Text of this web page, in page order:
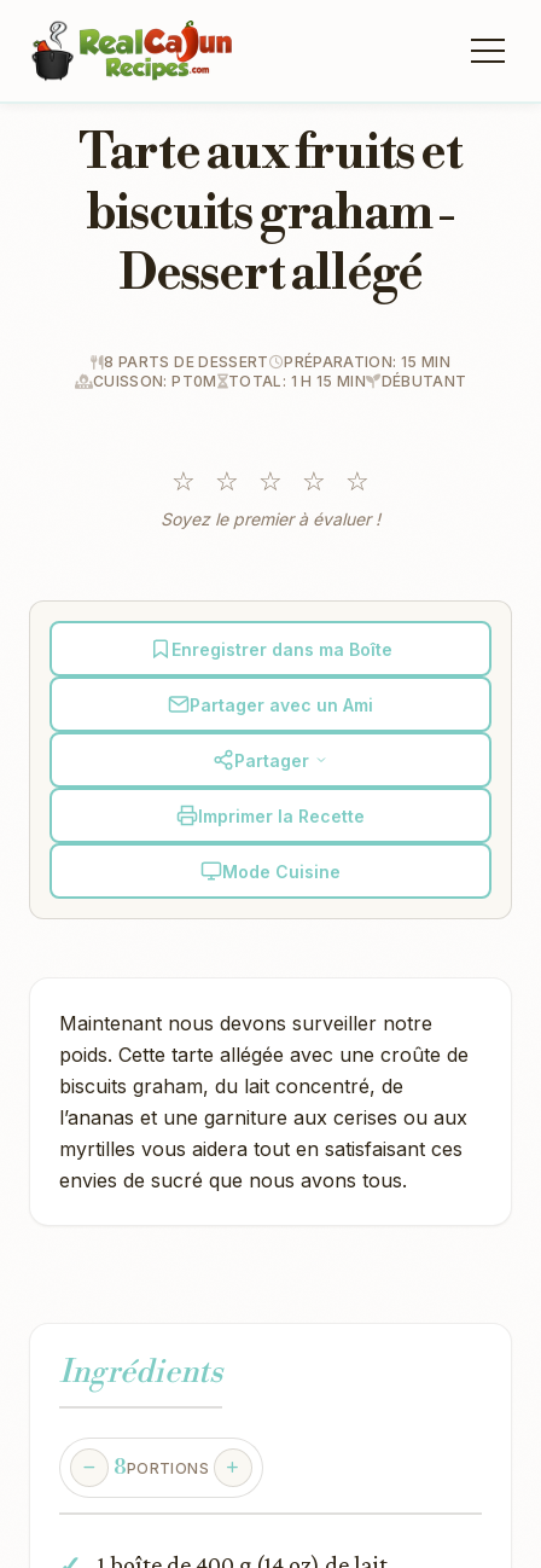
Tarte aux fruits et
biscuits graham -
Dessert allégé
8 PARTS DE DESSERT
PRÉPARATION: 15 MIN
CUISSON: PT0M
TOTAL: 1 H 15 MIN DÉBUTANT
☆ ☆ ☆ ☆ ☆
Soyez le premier à évaluer !
Enregistrer dans ma Boîte
Partager avec un Ami
Partager
Imprimer la Recette
Mode Cuisine
Maintenant nous devons surveiller notre
poids. Cette tarte allégée avec une croûte de
biscuits graham, du lait concentré, de
l’ananas et une garniture aux cerises ou aux
myrtilles vous aidera tout en satisfaisant ces
envies de sucré que nous avons tous.
Ingrédients
8PORTIONS